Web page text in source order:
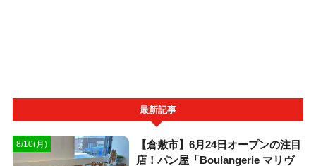
最新記事
8/10(月)
【倉敷市】6月24日オープンの注目
店！パン屋「Boulangerie マリヴ